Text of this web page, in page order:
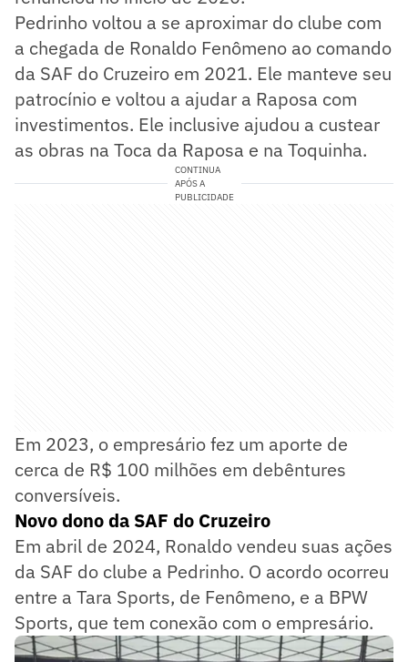
Pedrinho voltou a se aproximar do clube com
a chegada de Ronaldo Fenômeno ao comando
da SAF do Cruzeiro em 2021. Ele manteve seu
patrocínio e voltou a ajudar a Raposa com
investimentos. Ele inclusive ajudou a custear
as obras na Toca da Raposa e na Toquinha.
CONTINUA
APÓS A
PUBLICIDADE
Em 2023, o empresário fez um aporte de
cerca de R$ 100 milhões em debêntures
conversíveis.
Novo dono da SAF do Cruzeiro
Em abril de 2024, Ronaldo vendeu suas ações
da SAF do clube a Pedrinho. O acordo ocorreu
entre a Tara Sports, de Fenômeno, e a BPW
Sports, que tem conexão com o empresário.